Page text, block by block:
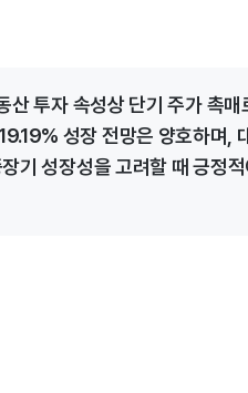
산 투자 속성상 단기 주가 촉매
성장 전망은 양호하며,
기 성장성을 고려할 때 긍정